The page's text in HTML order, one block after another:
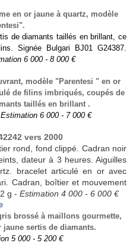
en or jaune à quartz, modèle
de diamants taillés en brillant, ce
Signée Bulgari BJ01 G24387.
6 000 - 8 000 €
modèle "Parentesi " en or
de filins imbriqués, coupés de
taillés en brillant .
Estimation 6 000 - 7 000 €
vers 2000
rond, fond clippé. Cadran noir
dateur à 3 heures. Aiguilles
bracelet articulé en or avec
Cadran, boîtier et mouvement
g - Estimation 4 000 - 6 000 €
brossé à maillons gourmette,
sertis de diamants.
5 000 - 5 200 €